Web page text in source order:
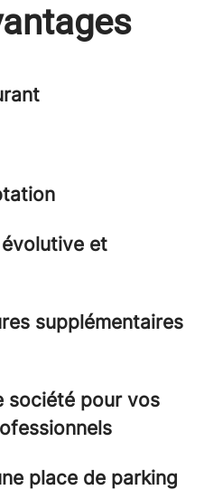
évolutive et
supplémentaires
société pour vos
place de parking